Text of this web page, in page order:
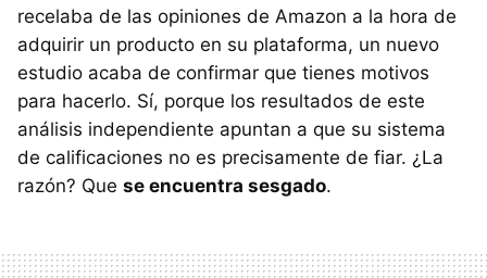
recelaba de las opiniones de Amazon a la hora de
adquirir un producto en su plataforma, un nuevo
estudio acaba de confirmar que tienes motivos
para hacerlo. Sí, porque los resultados de este
análisis independiente apuntan a que su sistema
de calificaciones no es precisamente de fiar. ¿La
razón? Que se encuentra sesgado.